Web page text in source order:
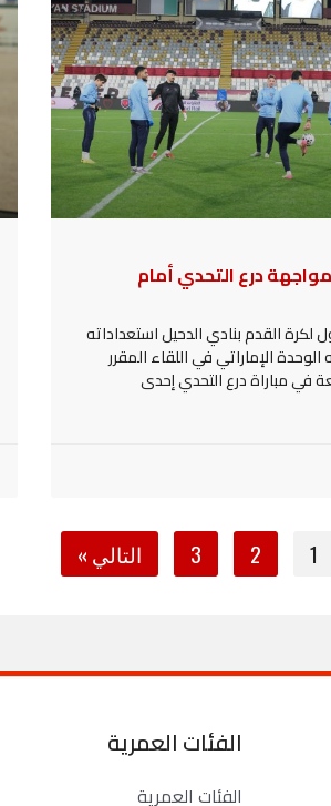
درع التحدي أمام
لكرة القدم بنادي الدحيل استعداداته
الإماراتي في اللقاء المقرر
في مباراة درع التحدي إحدى
1
2
3 التالي »
الفئات العمرية
الفئات العمرية